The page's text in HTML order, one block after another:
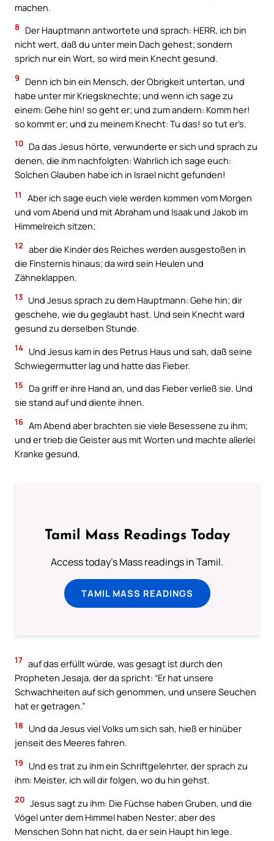
machen.
8
Der Hauptmann antwortete und sprach: HERR, ich bin
nicht wert, daß du unter mein Dach gehest; sondern
sprich nur ein Wort, so wird mein Knecht gesund.
9
Denn ich bin ein Mensch, der Obrigkeit untertan, und
habe unter mir Kriegsknechte; und wenn ich sage zu
einem: Gehe hin! so geht er; und zum andern: Komm her!
so kommt er; und zu meinem Knecht: Tu das! so tut er’s.
10 Da das Jesus hörte, verwunderte er sich und sprach zu
denen, die ihm nachfolgten: Wahrlich ich sage euch:
Solchen Glauben habe ich in Israel nicht gefunden!
11
Aber ich sage euch viele werden kommen vom Morgen
und vom Abend und mit Abraham und Isaak und Jakob im
Himmelreich sitzen;
12 aber die Kinder des Reiches werden ausgestoßen in
die Finsternis hinaus; da wird sein Heulen und
Zähneklappen.
13 Und Jesus sprach zu dem Hauptmann: Gehe hin; dir
geschehe, wie du geglaubt hast. Und sein Knecht ward
gesund zu derselben Stunde.
14 Und Jesus kam in des Petrus Haus und sah, daß seine
Schwiegermutter lag und hatte das Fieber.
15
Da griff er ihre Hand an, und das Fieber verließ sie. Und
sie stand auf und diente ihnen.
16 Am Abend aber brachten sie viele Besessene zu ihm;
und er trieb die Geister aus mit Worten und machte allerlei
Kranke gesund,
Tamil Mass Readings Today
Access today's Mass readings in Tamil.
TAMIL MASS READINGS
17 auf das erfüllt würde, was gesagt ist durch den
Propheten Jesaja, der da spricht: “Er hat unsere
Schwachheiten auf sich genommen, und unsere Seuchen
hat er getragen.”
18
Und da Jesus viel Volks um sich sah, hieß er hinüber
jenseit des Meeres fahren.
19
Und es trat zu ihm ein Schriftgelehrter, der sprach zu
ihm: Meister, ich will dir folgen, wo du hin gehst.
20 Jesus sagt zu ihm: Die Füchse haben Gruben, und die
Vögel unter dem Himmel haben Nester; aber des
Menschen Sohn hat nicht, da er sein Haupt hin lege.